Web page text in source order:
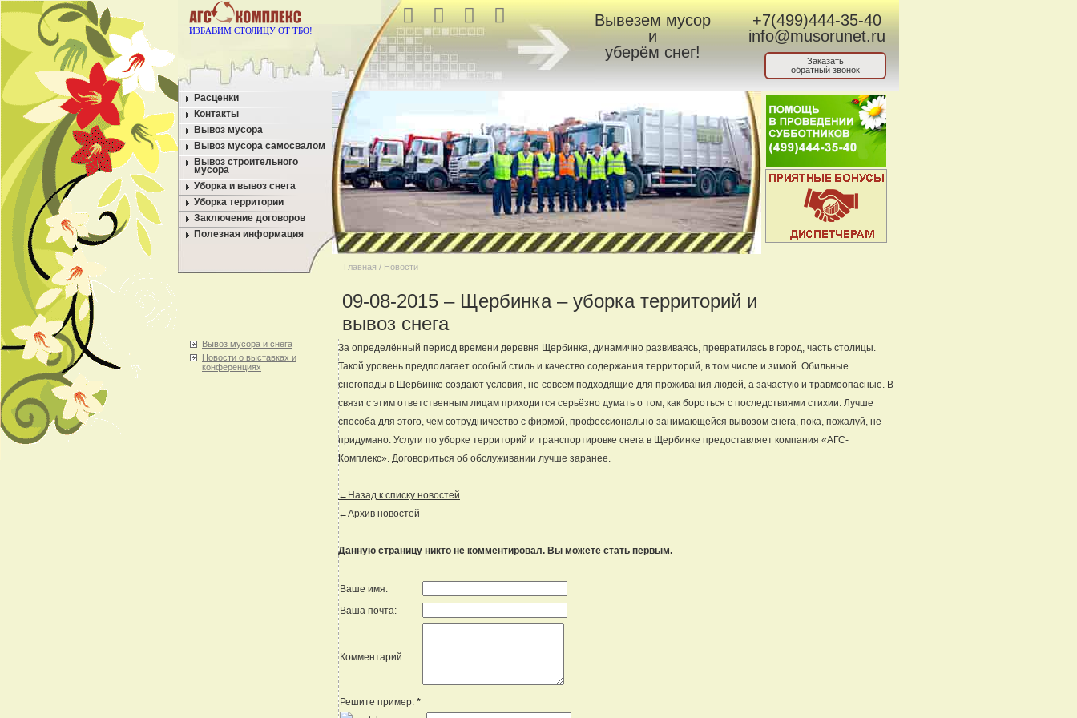
ИЗБАВИМ СТОЛИЦУ ОТ ТБО!
Вывезем мусор
и
уберём снег!
+7(499)444-35-40
info@musorunet.ru
Заказать
обратный звонок
Расценки
Контакты
Вывоз мусора
Вывоз мусора самосвалом
Вывоз строительного
мусора
Уборка и вывоз снега
Уборка территории
Заключение договоров
Полезная информация
Главная / Новости
09-08-2015 – Щербинка – уборка территорий и
вывоз снега
Вывоз мусора и снега
Новости о выставках и
конференциях
За определённый период времени деревня Щербинка, динамично развиваясь, превратилась в город, часть столицы.
Такой уровень предполагает особый стиль и качество содержания территорий, в том числе и зимой. Обильные
снегопады в Щербинке создают условия, не совсем подходящие для проживания людей, а зачастую и травмоопасные. В
связи с этим ответственным лицам приходится серьёзно думать о том, как бороться с последствиями стихии. Лучше
способа для этого, чем сотрудничество с фирмой, профессионально занимающейся вывозом снега, пока, пожалуй, не
придумано. Услуги по уборке территорий и транспортировке снега в Щербинке предоставляет компания «АГС-
Комплекс». Договориться об обслуживании лучше заранее.
←Назад к списку новостей
←Архив новостей
Данную страницу никто не комментировал. Вы можете стать первым.
Ваше имя:
Ваша почта:
Комментарий:
Решите пример: *